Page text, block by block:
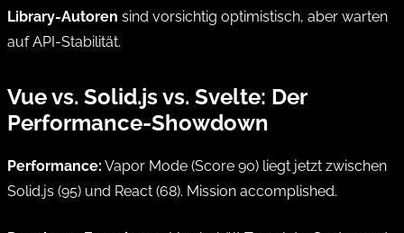
Library-Autoren sind vorsichtig optimistisch, aber warten
auf API-Stabilität.
Vue vs. Solid.js vs. Svelte: Der
Performance-Showdown
Performance: Vapor Mode (Score 90) liegt jetzt zwischen
Solid.js (95) und React (68). Mission accomplished.